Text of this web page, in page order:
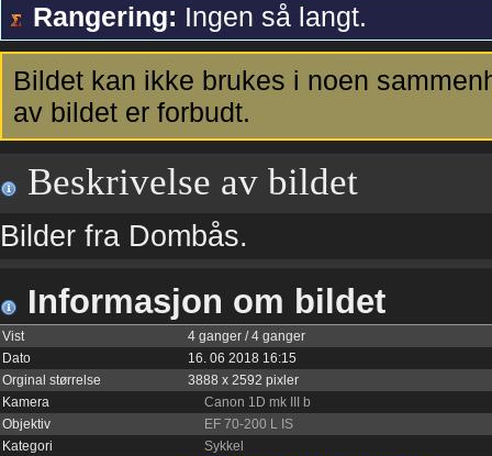
Rangering: Ingen så langt.
Bildet kan ikke brukes i noen
av bildet er forbudt.
Beskrivelse av bildet
Bilder fra Dombås.
Informasjon om bildet
Vist
4 ganger / 4 ganger
Dato
16. 06 2018 16:15
Orginal størrelse
3888 x 2592 pixler
Kamera
Canon 1D mk III b
Objektiv
EF 70-200 L IS
Kategori
Sykkel